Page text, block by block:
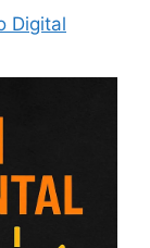
Digital